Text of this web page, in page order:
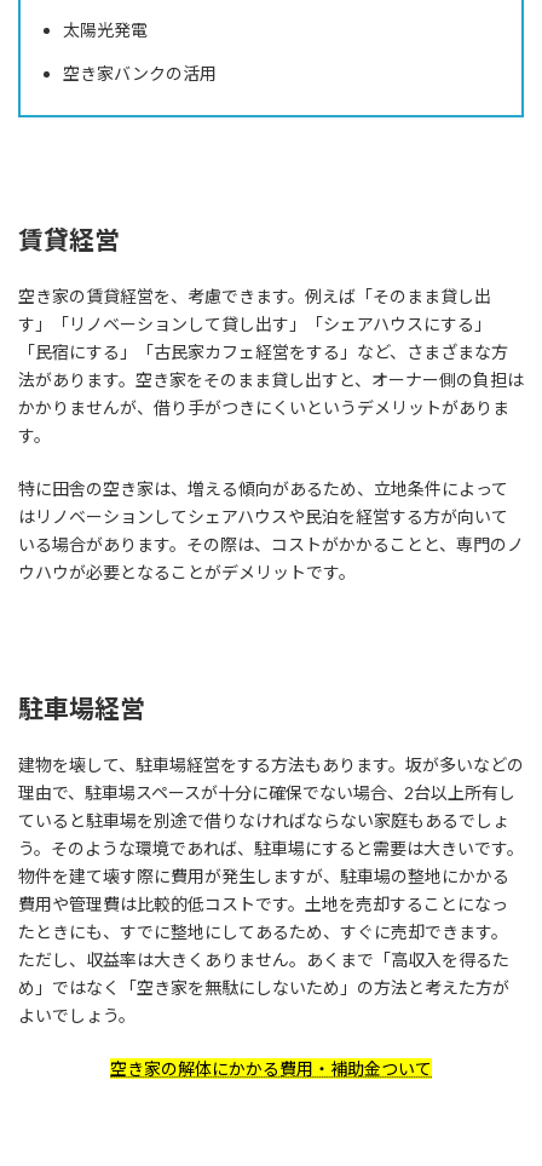
太陽光発電
空き家バンクの活用
賃貸経営
空き家の賃貸経営を、考慮できます。例えば「そのまま貸し出
す」「リノベーションして貸し出す」「シェアハウスにする」
「民宿にする」「古民家カフェ経営をする」など、さまざまな方
法があります。空き家をそのまま貸し出すと、オーナー側の負担は
かかりませんが、借り手がつきにくいというデメリットがありま
す。
特に田舎の空き家は、増える傾向があるため、立地条件によって
はリノベーションしてシェアハウスや民泊を経営する方が向いて
いる場合があります。その際は、コストがかかることと、専門のノ
ウハウが必要となることがデメリットです。
駐車場経営
建物を壊して、駐車場経営をする方法もあります。坂が多いなどの
理由で、駐車場スペースが十分に確保でない場合、2台以上所有し
ていると駐車場を別途で借りなければならない家庭もあるでしょ
う。そのような環境であれば、駐車場にすると需要は大きいです。
物件を建て壊す際に費用が発生しますが、駐車場の整地にかかる
費用や管理費は比較的低コストです。土地を売却することになっ
たときにも、すでに整地にしてあるため、すぐに売却できます。
ただし、収益率は大きくありません。あくまで「高収入を得るた
め」ではなく「空き家を無駄にしないため」の方法と考えた方が
よいでしょう。
空き家の解体にかかる費用・補助金ついて